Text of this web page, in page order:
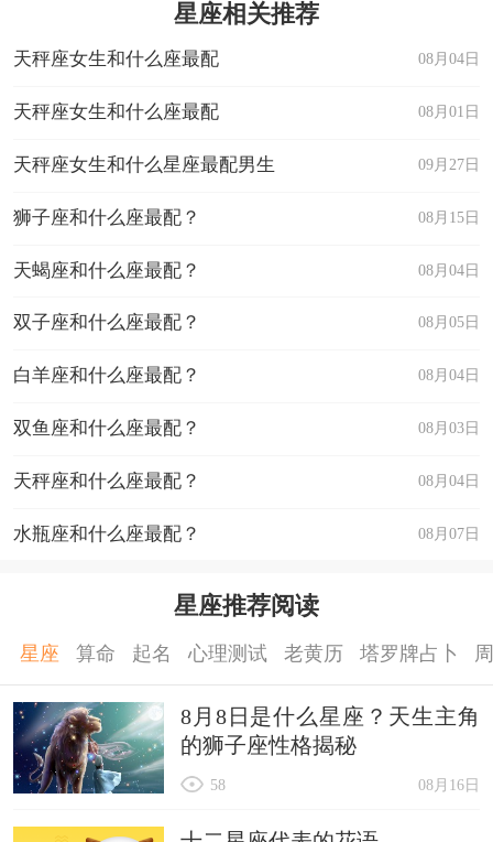
星座相关推荐
08月04日
天秤座女生和什么座最配
08月01日
天秤座女生和什么座最配
09月27日
天秤座女生和什么星座最配男生
08月15日
狮子座和什么座最配？
08月04日
天蝎座和什么座最配？
08月05日
双子座和什么座最配？
08月04日
白羊座和什么座最配？
08月03日
双鱼座和什么座最配？
08月04日
天秤座和什么座最配？
08月07日
水瓶座和什么座最配？
星座推荐阅读
星座 算命 起名 心理测试 老黄历 塔罗牌占卜
8月8日是什么星座？天生主角
的狮子座性格揭秘
08月16日
58